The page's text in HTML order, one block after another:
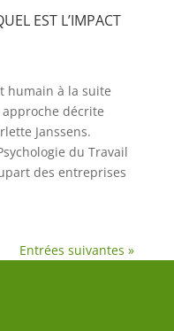
EST L’IMPACT
humain à la suite
décrite
Janssens.
du Travail
des entreprises
Entrées suivantes »